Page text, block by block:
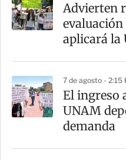
Advierten
aplicará la
7 de agosto - 2:15
El ingreso
UNAM
demanda